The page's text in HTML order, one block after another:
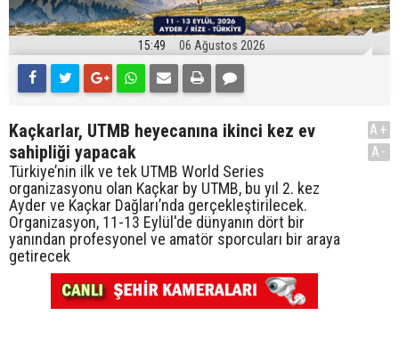
15:49 06 Ağustos 2026
Kaçkarlar, UTMB heyecanına ikinci kez ev
sahipliği yapacak
Türkiye’nin ilk ve tek UTMB World Series
organizasyonu olan Kaçkar by UTMB, bu yıl 2. kez
Ayder ve Kaçkar Dağları’nda gerçekleştirilecek.
Organizasyon, 11-13 Eylül'de dünyanın dört bir
yanından profesyonel ve amatör sporcuları bir araya
getirecek
A+
A-